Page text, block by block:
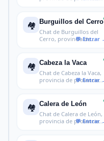
🏘️ Burguillos del Cerro
Chat de Burguillos del
Cerro, provincia de
🏘️ Cabeza la Vaca
Chat de Cabeza la Vaca,
provincia de provincia
🏘️ Calera de León
Chat de Calera de León,
provincia de provincia